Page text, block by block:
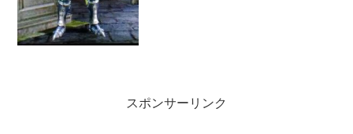
スポンサーリンク